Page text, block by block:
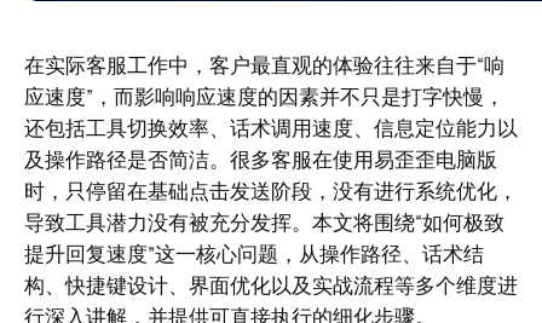
在实际客服工作中，客户最直观的体验往往来自于“响
应速度”，而影响响应速度的因素并不只是打字快慢，
还包括工具切换效率、话术调用速度、信息定位能力以
及操作路径是否简洁。很多客服在使用易歪歪电脑版
时，只停留在基础点击发送阶段，没有进行系统优化，
导致工具潜力没有被充分发挥。本文将围绕“如何极致
提升回复速度”这一核心问题，从操作路径、话术结
构、快捷键设计、界面优化以及实战流程等多个维度进
行深入讲解，并提供可直接执行的细化步骤。